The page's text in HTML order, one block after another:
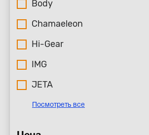
Body
Chamaeleon
Hi-Gear
IMG
JETA
Посмотреть все